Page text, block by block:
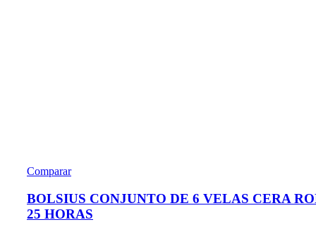
Comparar
BOLSIUS CONJUNTO DE 6 VELAS CERA
25 HORAS